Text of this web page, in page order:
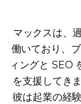
マックスは、
働いており、
ィングと SEO
を支援してき
彼は起業の経